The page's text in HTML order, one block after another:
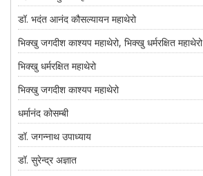
डॉ. भदंत आनंद कौसल्यायन महाथेरो
भिक्खु जगदीश काश्यप महाथेरो, भिक्खु धर्मरक्षित महाथेरो
भिक्खु धर्मरक्षित महाथेरो
भिक्खु जगदीश काश्यप महाथेरो
धर्मानंद कोसम्बी
डॉ. जगन्नाथ उपाध्याय
डॉ. सुरेन्द्र अज्ञात